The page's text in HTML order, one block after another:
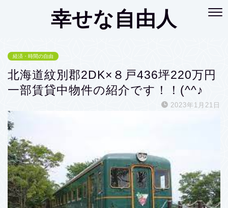
幸せな自由人
経済・時間の自由
北海道紋別郡2DK×８戸436坪220万円
一部賃貸中物件の紹介です！！(^^♪
2023年1月21日